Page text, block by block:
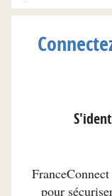
pour